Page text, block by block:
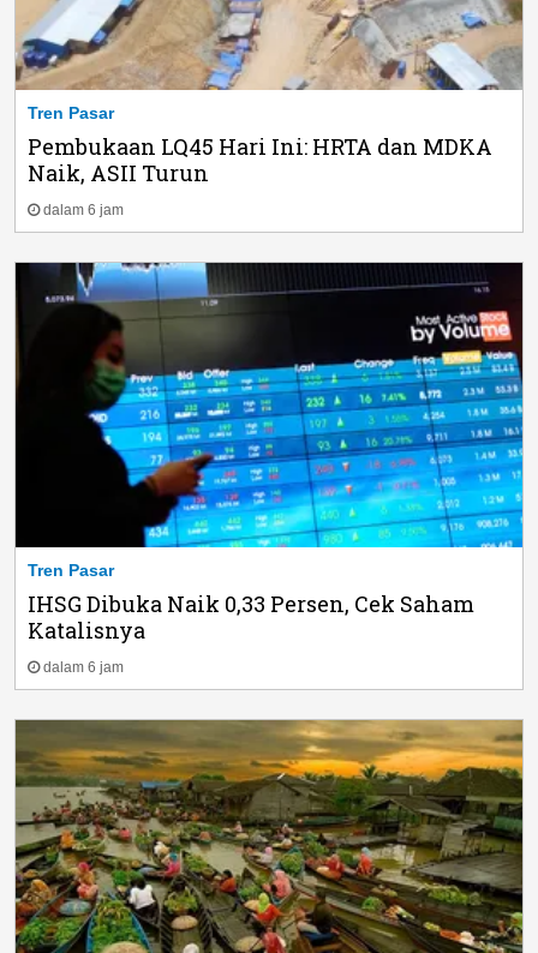
Tren Pasar
Pembukaan LQ45 Hari Ini: HRTA dan MDKA
Naik, ASII Turun
dalam 6 jam
Tren Pasar
IHSG Dibuka Naik 0,33 Persen, Cek Saham
Katalisnya
dalam 6 jam